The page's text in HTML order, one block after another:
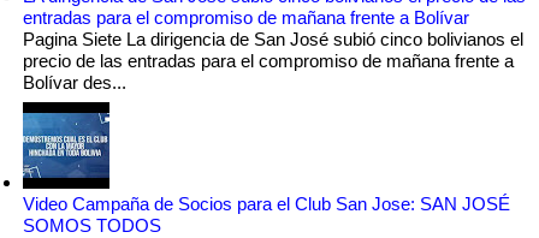
entradas para el compromiso de mañana frente a Bolívar
Pagina Siete La dirigencia de San José subió cinco bolivianos el
precio de las entradas para el compromiso de mañana frente a
Bolívar des...
Video Campaña de Socios para el Club San Jose: SAN JOSÉ
SOMOS TODOS